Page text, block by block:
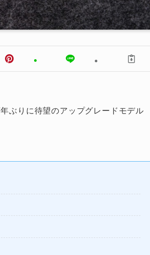
ぶりに待望のアップグレードモデル